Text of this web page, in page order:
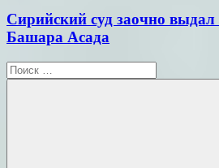
Сирийский суд заочно выдал
Башара Асада
Поиск
для: